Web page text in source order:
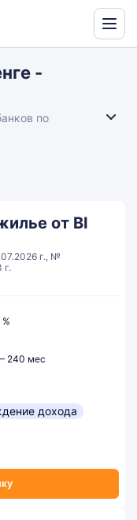
-
по
для
заявки на
от BI
г., №
г.
240 мес
дохода